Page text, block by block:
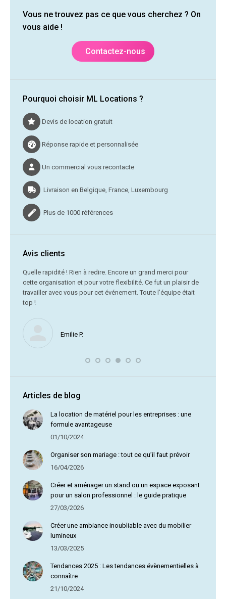
Vous ne trouvez pas ce que vous cherchez ? On
vous aide !
Contactez-nous
Pourquoi choisir ML Locations ?
Devis de location gratuit
Réponse rapide et personnalisée
Un commercial vous recontacte
Livraison en Belgique, France, Luxembourg
Plus de 1000 références
Avis clients
Quelle rapidité ! Rien à redire. Encore un grand merci pour
cette organisation et pour votre flexibilité. Ce fut un plaisir de
travailler avec vous pour cet événement. Toute l’équipe était
top !
Emilie P.
Articles de blog
La location de matériel pour les entreprises : une
formule avantageuse
01/10/2024
Organiser son mariage : tout ce qu’il faut prévoir
16/04/2026
Créer et aménager un stand ou un espace exposant
pour un salon professionnel : le guide pratique
27/03/2026
Créer une ambiance inoubliable avec du mobilier
lumineux
13/03/2025
Tendances 2025 : Les tendances évènementielles à
connaître
21/10/2024